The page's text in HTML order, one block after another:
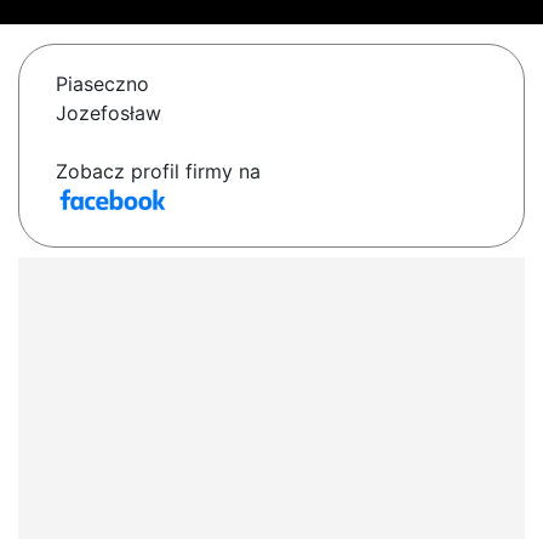
Piaseczno
Jozefosław
Zobacz profil firmy na